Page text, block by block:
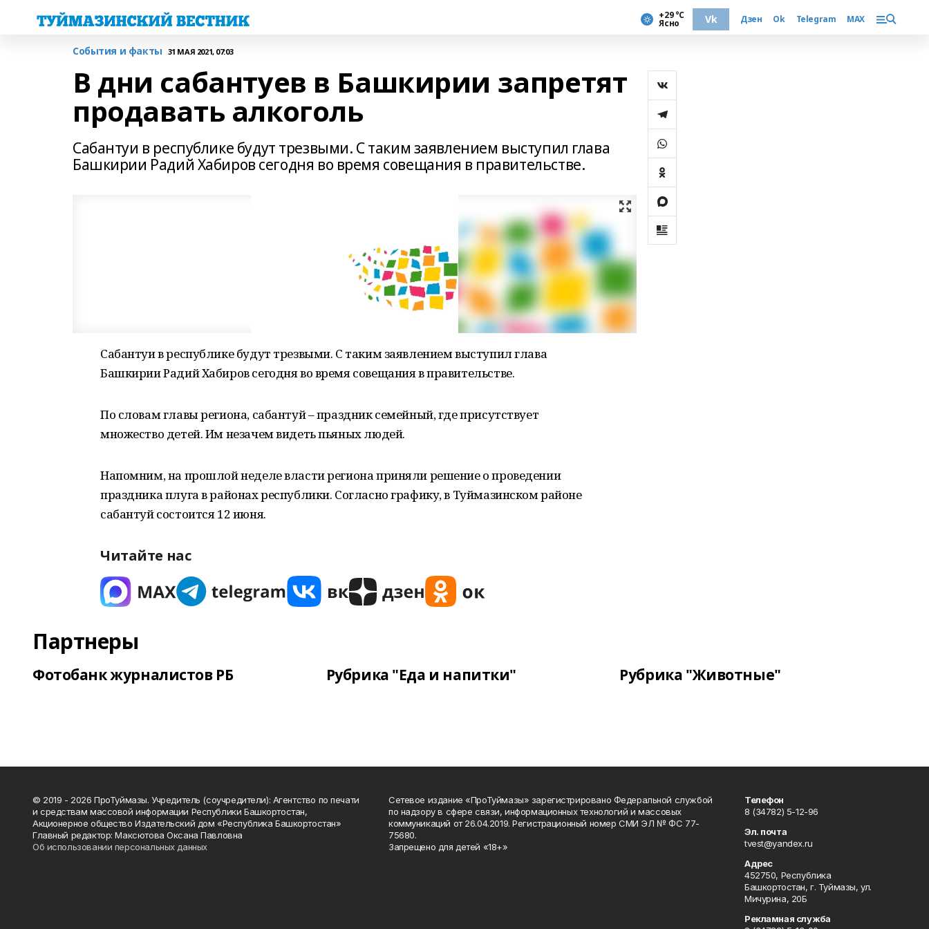
+29 °С
Ясно Vk Дзен Ok Telegram MAX
События и факты 31 МАЯ 2021, 07:03
В дни сабантуев в Башкирии запретят
продавать алкоголь
Сабантуи в республике будут трезвыми. С таким заявлением выступил глава
Башкирии Радий Хабиров сегодня во время совещания в правительстве.
Сабантуи в республике будут трезвыми. С таким заявлением выступил глава
Башкирии Радий Хабиров сегодня во время совещания в правительстве.
По словам главы региона, сабантуй – праздник семейный, где присутствует
множество детей. Им незачем видеть пьяных людей.
Напомним, на прошлой неделе власти региона приняли решение о проведении
праздника плуга в районах республики. Согласно графику, в Туймазинском районе
сабантуй состоится 12 июня.
Читайте нас
Партнеры
Фотобанк журналистов РБ Рубрика "Еда и напитки" Рубрика "Животные"
© 2019 - 2026 ПроТуймазы. Учредитель (соучредители): Агентство по печати
и средствам массовой информации Республики Башкортостан,
Акционерное общество Издательский дом «Республика Башкортостан»
Главный редактор: Максютова Оксана Павловна
Об использовании персональных данных
Сетевое издание «ПроТуймазы» зарегистрировано Федеральной службой
по надзору в сфере связи, информационных технологий и массовых
коммуникаций от 26.04.2019. Регистрационный номер СМИ ЭЛ № ФС 77-
75680.
Запрещено для детей «18+»
Телефон
8 (34782) 5-12-96
Эл. почта
tvest@yandex.ru
Адрес
452750, Республика
Башкортостан, г. Туймазы, ул.
Мичурина, 20Б
Рекламная служба